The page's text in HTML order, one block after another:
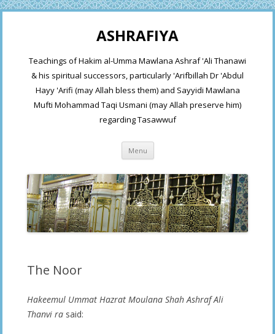
ASHRAFIYA
Teachings of Hakim al-Umma Mawlana Ashraf 'Ali Thanawi
& his spiritual successors, particularly 'Arifbillah Dr 'Abdul
Hayy 'Arifi (may Allah bless them) and Sayyidi Mawlana
Mufti Mohammad Taqi Usmani (may Allah preserve him)
regarding Tasawwuf
Menu Skip
content
The Noor
Hakeemul Ummat Hazrat Moulana Shah Ashraf Ali
Thanvi ra said: